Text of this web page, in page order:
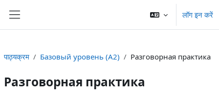
लॉग इन करें
पाठ्यक्रम Базовый уровень (A2) Разговорная практика
Разговорная практика